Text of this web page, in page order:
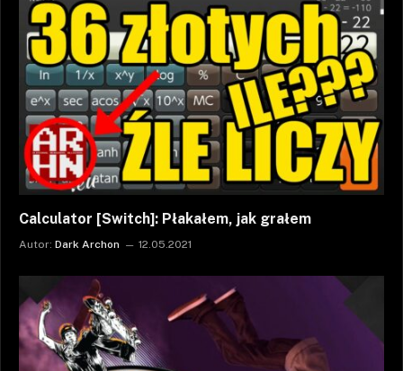
Calculator [Switch]: Płakałem, jak grałem
Autor: Dark Archon 12.05.2021